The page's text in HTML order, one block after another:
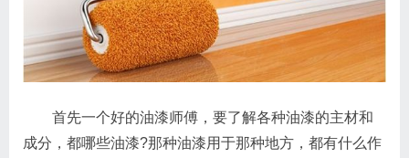
首先一个好的油漆师傅，要了解各种油漆的主材和
成分，都哪些油漆?那种油漆用于那种地方，都有什么作